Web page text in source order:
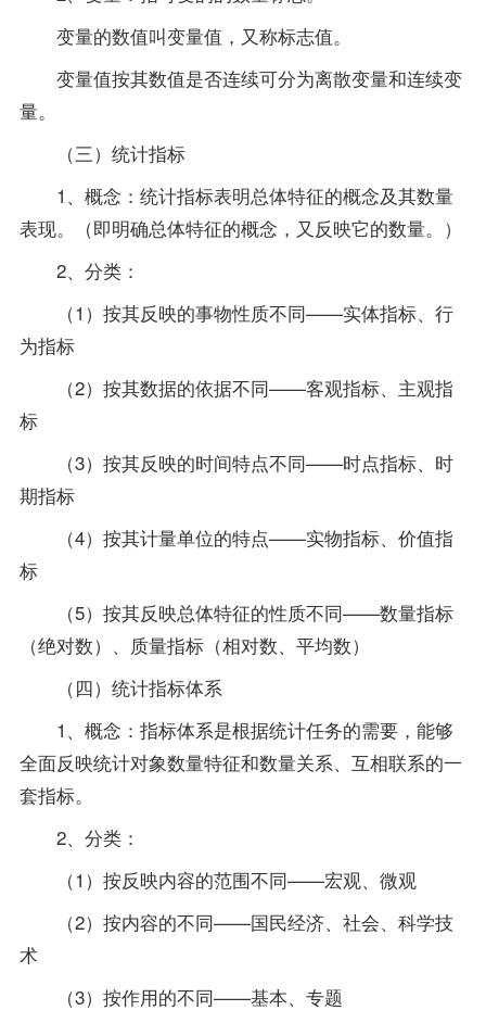
变量的数值叫变量值，又称标志值。
变量值按其数值是否连续可分为离散变量和连续变
量。
（三）统计指标
1、概念：统计指标表明总体特征的概念及其数量
表现。（即明确总体特征的概念，又反映它的数量。）
2、分类：
（1）按其反映的事物性质不同——实体指标、行
为指标
（2）按其数据的依据不同——客观指标、主观指
标
（3）按其反映的时间特点不同——时点指标、时
期指标
（4）按其计量单位的特点——实物指标、价值指
标
（5）按其反映总体特征的性质不同——数量指标
（绝对数）、质量指标（相对数、平均数）
（四）统计指标体系
1、概念：指标体系是根据统计任务的需要，能够
全面反映统计对象数量特征和数量关系、互相联系的一
套指标。
2、分类：
（1）按反映内容的范围不同——宏观、微观
（2）按内容的不同——国民经济、社会、科学技
术
（3）按作用的不同——基本、专题